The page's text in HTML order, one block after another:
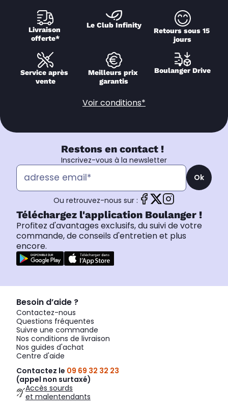
Livraison
offerte*
Le Club Infinity
Retours sous 15
jours
Service après
vente
Meilleurs prix
garantis
Boulanger Drive
Voir conditions*
Restons en contact !
Inscrivez-vous à la newsletter
Ok
Ou retrouvez-nous sur :
Téléchargez l'application Boulanger !
Profitez d'avantages exclusifs, du suivi de votre
commande, de conseils d'entretien et plus
encore.
Besoin d’aide ?
Contactez-nous
Questions fréquentes
Suivre une commande
Nos conditions de livraison
Nos guides d'achat
Centre d'aide
Contactez le 09 69 32 32 23
(appel non surtaxé)
Accès sourds
et malentendants